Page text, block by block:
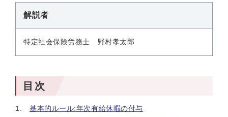
解説者
特定社会保険労務士 野村孝太郎
目次
基本的ルール:年次有給休暇の付与